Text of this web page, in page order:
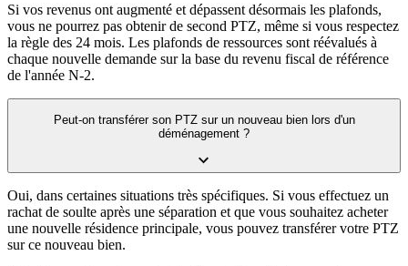
Si vos revenus ont augmenté et dépassent désormais les plafonds,
vous ne pourrez pas obtenir de second PTZ, même si vous respectez
la règle des 24 mois. Les plafonds de ressources sont réévalués à
chaque nouvelle demande sur la base du revenu fiscal de référence
de l'année N-2.
Peut-on transférer son PTZ sur un nouveau bien lors d'un
déménagement ?
Oui, dans certaines situations très spécifiques. Si vous effectuez un
rachat de soulte après une séparation et que vous souhaitez acheter
une nouvelle résidence principale, vous pouvez transférer votre PTZ
sur ce nouveau bien.